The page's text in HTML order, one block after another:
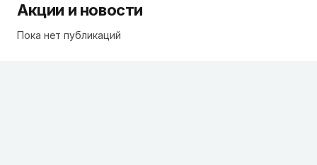
Акции и новости
Пока нет публикаций